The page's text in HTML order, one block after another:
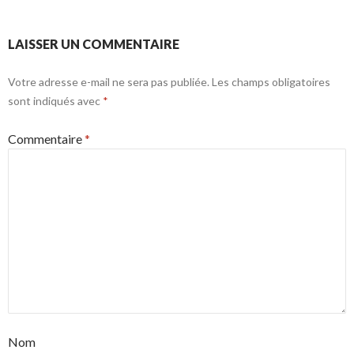
LAISSER UN COMMENTAIRE
Votre adresse e-mail ne sera pas publiée. Les champs obligatoires
sont indiqués avec *
Commentaire*
Nom